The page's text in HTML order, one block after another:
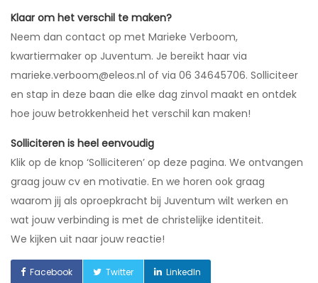
Klaar om het verschil te maken?
Neem dan contact op met Marieke Verboom,
kwartiermaker op Juventum. Je bereikt haar via
marieke.verboom@eleos.nl of via 06 34645706. Solliciteer
en stap in deze baan die elke dag zinvol maakt en ontdek
hoe jouw betrokkenheid het verschil kan maken!
Solliciteren is heel eenvoudig
Klik op de knop ‘Solliciteren’ op deze pagina. We ontvangen
graag jouw cv en motivatie. En we horen ook graag
waarom jij als oproepkracht bij Juventum wilt werken en
wat jouw verbinding is met de christelijke identiteit.
We kijken uit naar jouw reactie!
Facebook Twitter LinkedIn